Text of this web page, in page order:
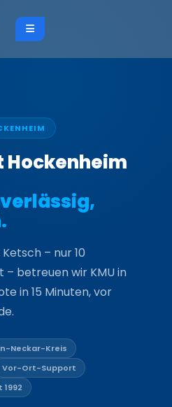
Hockenheim
– nur 10
betreuen wir KMU in
in 15 Minuten, vor
Neckar-Kreis
Vor-Ort-Support
1992